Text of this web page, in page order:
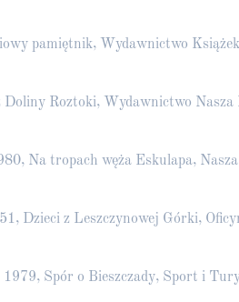
pamiętnik, Wydawnictwo
Doliny Roztoki, Wydawnictwo Nasza
Na tropach węża Eskulapa,
Dzieci z Leszczynowej Górki,
1979, Spór o Bieszczady, Sport i